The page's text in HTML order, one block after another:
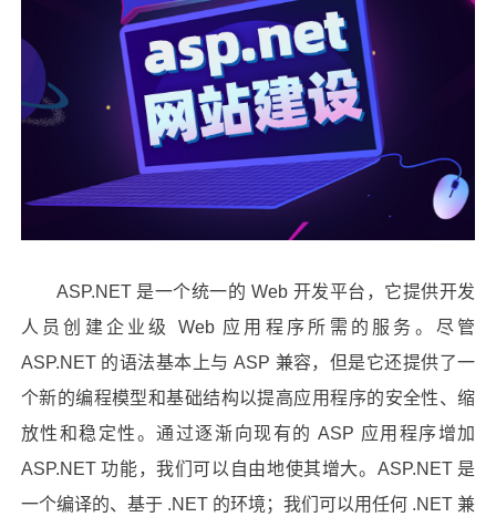
ASP.NET 是一个统一的 Web 开发平台，它提供开发
人员创建企业级 Web 应用程序所需的服务。尽管
ASP.NET 的语法基本上与 ASP 兼容，但是它还提供了一
个新的编程模型和基础结构以提高应用程序的安全性、缩
放性和稳定性。通过逐渐向现有的 ASP 应用程序增加
ASP.NET 功能，我们可以自由地使其增大。ASP.NET 是
一个编译的、基于 .NET 的环境；我们可以用任何 .NET 兼